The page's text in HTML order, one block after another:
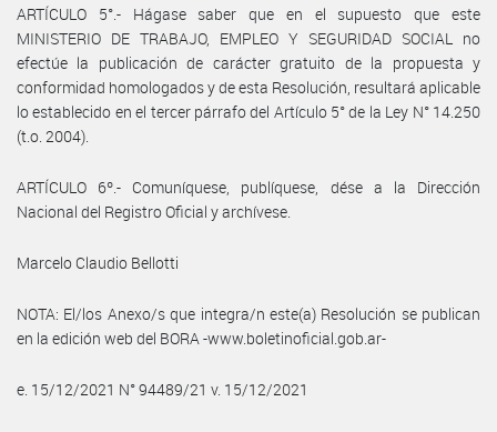
ARTÍCULO 5°.- Hágase saber que en el supuesto que este
MINISTERIO DE TRABAJO, EMPLEO Y SEGURIDAD SOCIAL no
efectúe la publicación de carácter gratuito de la propuesta y
conformidad homologados y de esta Resolución, resultará aplicable
lo establecido en el tercer párrafo del Artículo 5° de la Ley N° 14.250
(t.o. 2004).
ARTÍCULO 6º.- Comuníquese, publíquese, dése a la Dirección
Nacional del Registro Oficial y archívese.
Marcelo Claudio Bellotti
NOTA: El/los Anexo/s que integra/n este(a) Resolución se publican
en la edición web del BORA -www.boletinoficial.gob.ar-
e. 15/12/2021 N° 94489/21 v. 15/12/2021